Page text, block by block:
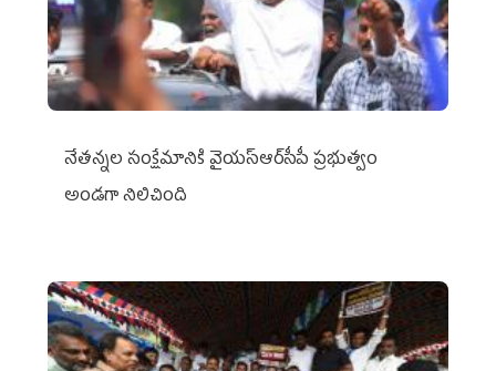
నేతన్నల సంక్షేమానికి వైయ‌స్ఆర్‌సీపీ ప్రభుత్వం
అండగా నిలిచింది